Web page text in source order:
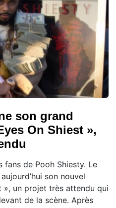
son grand
On Shiest »,
fans de Pooh Shiesty. Le
son nouvel
», un projet très attendu qui
de la scène. Après